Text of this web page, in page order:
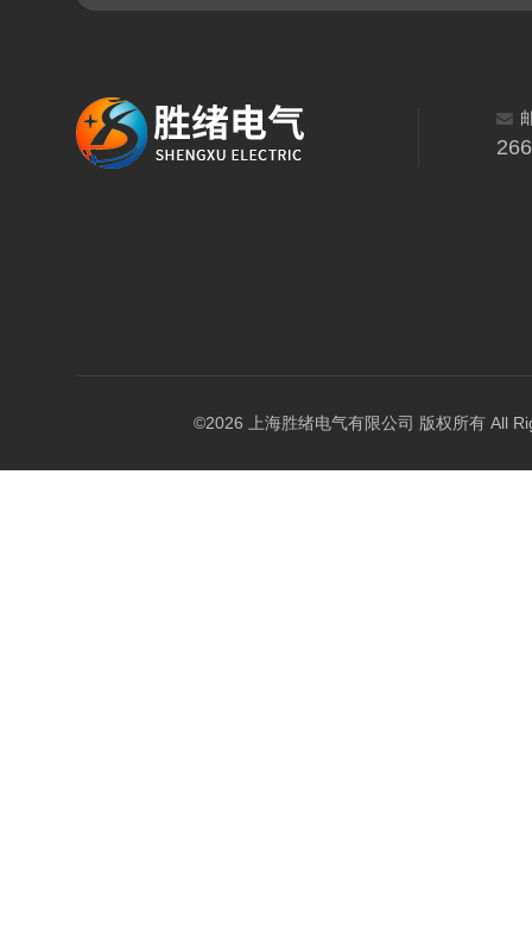
©2026 上海胜绪电气有限公司 版权所有 All